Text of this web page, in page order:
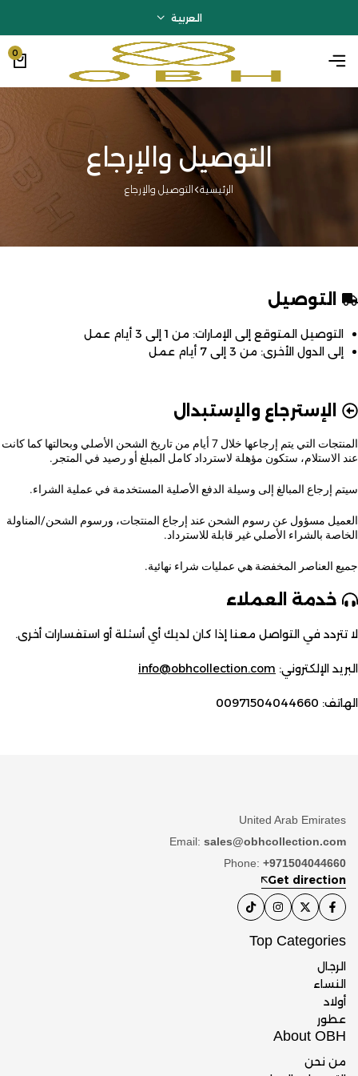
العربية
0
التوصيل والإرجاع
الرئيسية التوصيل والإرجاع
التوصيل
التوصيل المتوقع إلى الإمارات: من 1 إلى 3 أيام عمل
إلى الدول الأخرى: من 3 إلى 7 أيام عمل
الإسترجاع والإستبدال
المنتجات التي يتم إرجاعها خلال 7 أيام من تاريخ الشحن الأصلي وبحالتها كما كانت
عند الاستلام، ستكون مؤهلة لاسترداد كامل المبلغ أو رصيد في المتجر.
سيتم إرجاع المبالغ إلى وسيلة الدفع الأصلية المستخدمة في عملية الشراء.
العميل مسؤول عن رسوم الشحن عند إرجاع المنتجات، ورسوم الشحن/المناولة
الخاصة بالشراء الأصلي غير قابلة للاسترداد.
جميع العناصر المخفضة هي عمليات شراء نهائية.
خدمة العملاء
لا تتردد في التواصل معنا إذا كان لديك أي أسئلة أو استفسارات أخرى.
البريد الإلكتروني: info@obhcollection.com
الهاتف: 00971504044660
United Arab Emirates
Email: sales@obhcollection.com
Phone: +971504044660
Get direction
Top Categories
الرجال
النساء
أولاد
عطور
About OBH
من نحن